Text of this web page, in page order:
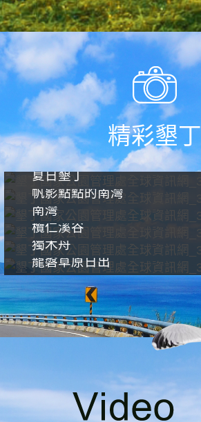
精彩墾丁
夏日墾丁
帆影點點的南灣
南灣
欖仁溪谷
獨木舟
龍磐草原日出